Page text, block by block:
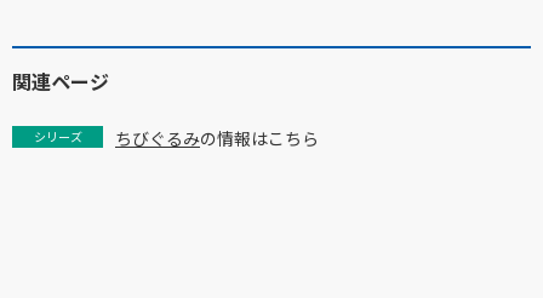
関連ページ
シリーズ ちびぐるみの情報はこちら